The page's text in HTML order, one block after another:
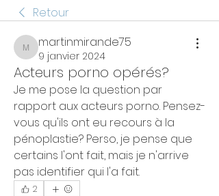
Retour
martinmirande75
martinmirande75
9 janvier 2024
Acteurs porno opérés?
Je me pose la question par
rapport aux acteurs porno. Pensez-
vous qu'ils ont eu recours à la
pénoplastie? Perso, je pense que
certains l'ont fait, mais je n'arrive
pas identifier qui l'a fait.
2